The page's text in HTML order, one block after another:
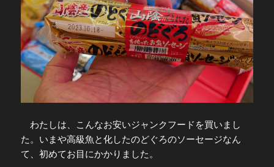
わたしは、こんなお安いジャンクフードを買いまし
た。いまや高級魚と化したのどぐろのソーセージなん
て、初めてお目にかかりました。